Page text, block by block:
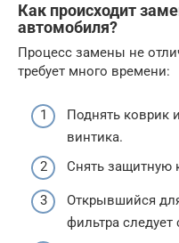
Как происходит
автомобиля?
Процесс замены не
требует много времени:
Поднять коврик
винтика.
Снять защитную
Открывшийся
фильтра следует